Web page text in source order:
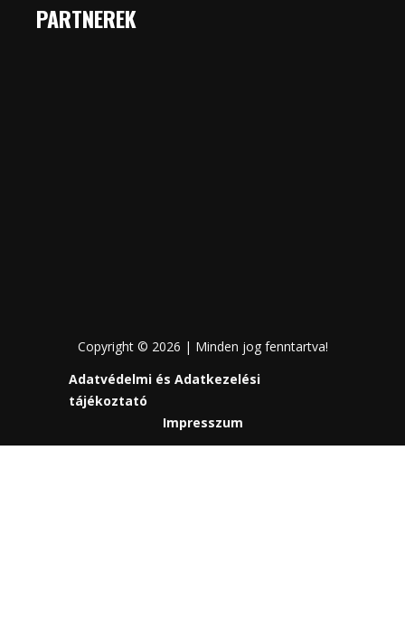
PARTNEREK
Copyright © 2026 | Minden jog fenntartva!
Adatvédelmi és Adatkezelési
tájékoztató
Impresszum